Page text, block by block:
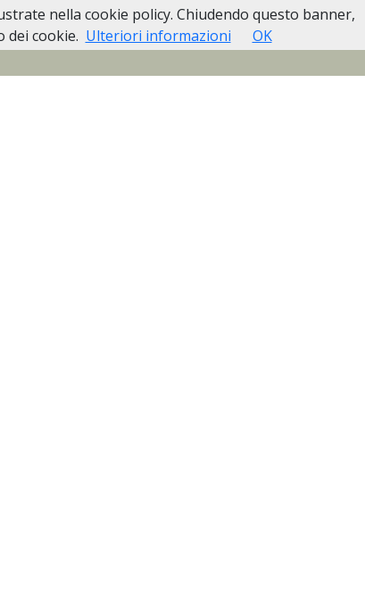
Casa Funeraria Biella Contatti
nella cookie policy. Chiudendo questo banner,
dei cookie. Ulteriori informazioni OK